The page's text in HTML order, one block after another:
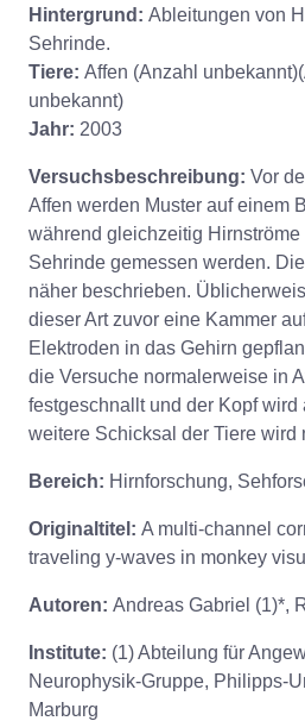
Hintergrund: Ableitungen von
Sehrinde.
Tiere: Affen (Anzahl
unbekannt)
Jahr: 2003
Versuchsbeschreibung: Vor
Affen werden Muster auf einem
während gleichzeitig
Sehrinde gemessen werden.
näher beschrieben.
dieser Art zuvor eine Kammer
Elektroden in das Gehirn
die Versuche normalerweise in
festgeschnallt und der Kopf wird
weitere Schicksal der Tiere wird
Bereich: Hirnforschung,
Originaltitel: A multi-channel
traveling y-waves in monkey
Autoren: Andreas Gabriel (1)*,
Institute: (1) Abteilung für
Neurophysik-Gruppe, Philipps-
Marburg